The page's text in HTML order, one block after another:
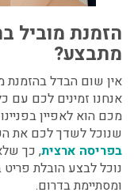
הזמנת מוביל
מתבצע?
אין שום הבדל בהזמנת
אנחנו זמינים לכם עם
מכם הוא לאפיין
שנוכל לשדך לכם את
בפריסה ארצית, כך
נוכל לבצע הובלת
ומסתיימת בדרום.